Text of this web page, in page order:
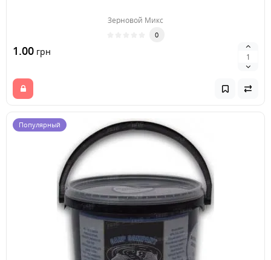
Зерновой Микс
0
1.00 грн
Популярный